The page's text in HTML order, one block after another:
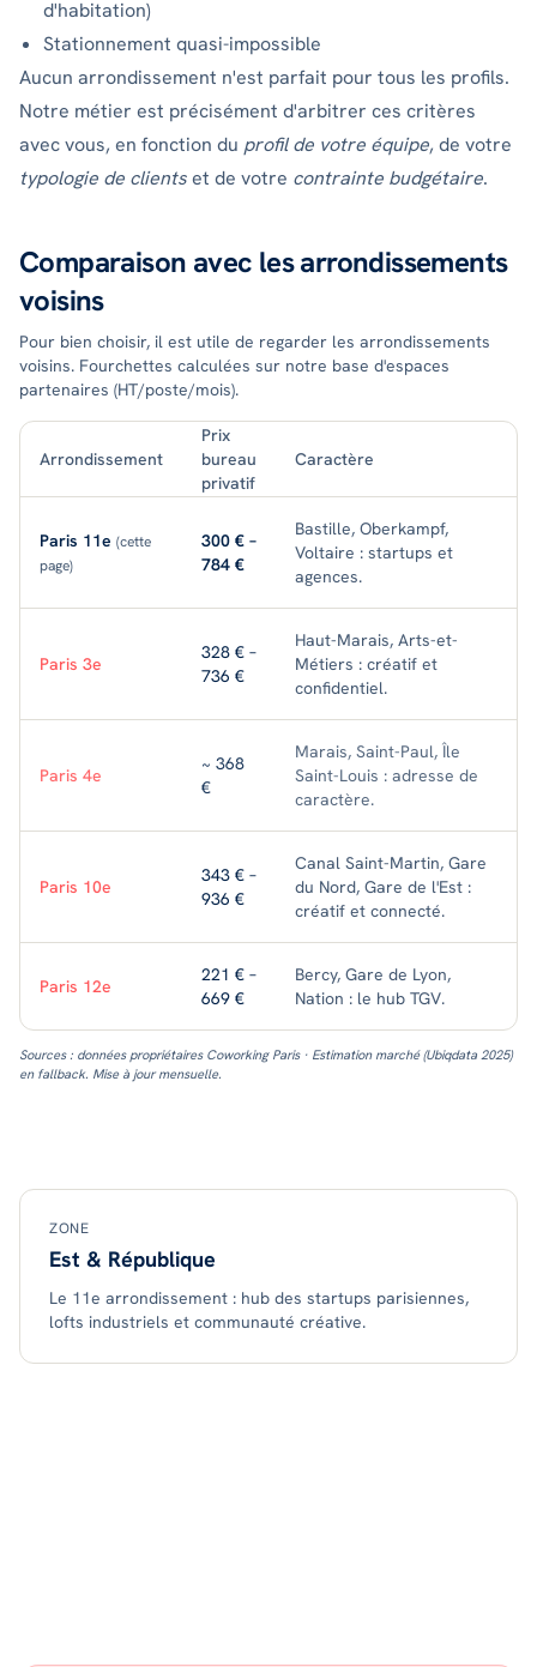
d'habitation)
Stationnement quasi-impossible
Aucun arrondissement n'est parfait pour tous les profils.
Notre métier est précisément d'arbitrer ces critères
avec vous, en fonction du profil de votre équipe, de votre
typologie de clientset de votre contrainte budgétaire.
Comparaison avec les arrondissements
voisins
Pour bien choisir, il est utile de regarder les arrondissements
voisins. Fourchettes calculées sur notre base d'espaces
partenaires (HT/poste/mois).
Arrondissement
Prix
bureau
privatif
Caractère
Paris 11e (cette
page)
300 € –
784 €
Bastille, Oberkampf,
Voltaire : startups et
agences.
Paris 3e
328 € –
736 €
Haut-Marais, Arts-et-
Métiers : créatif et
confidentiel.
Paris 4e
~ 368
€
Marais, Saint-Paul, Île
Saint-Louis : adresse de
caractère.
Paris 10e
343 € –
936 €
Canal Saint-Martin, Gare
du Nord, Gare de l'Est :
créatif et connecté.
Paris 12e
221 € –
669 €
Bercy, Gare de Lyon,
Nation : le hub TGV.
Sources : données propriétaires Coworking Paris · Estimation marché (Ubiqdata 2025)
en fallback. Mise à jour mensuelle.
ZONE
Est & République
Le 11e arrondissement : hub des startups parisiennes,
lofts industriels et communauté créative.